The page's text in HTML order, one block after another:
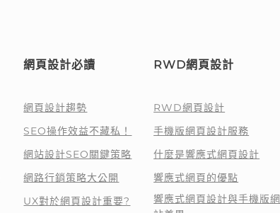
網頁設計必讀
網頁設計趨勢
SEO操作效益不藏私！
網站設計SEO關鍵策略
網路行銷策略大公開
UX對於網頁設計重要?
RWD網頁設計
RWD網頁設計
手機版網頁設計服務
什麼是響應式網頁設計
響應式網頁的優點
響應式網頁設計與手機版網